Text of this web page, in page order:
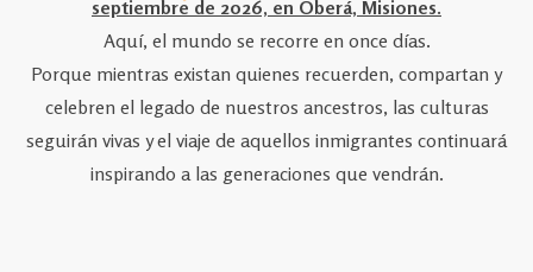
septiembre de 2026, en Oberá, Misiones.
Aquí, el mundo se recorre en once días.
Porque mientras existan quienes recuerden, compartan y
celebren el legado de nuestros ancestros, las culturas
seguirán vivas y el viaje de aquellos inmigrantes continuará
inspirando a las generaciones que vendrán.